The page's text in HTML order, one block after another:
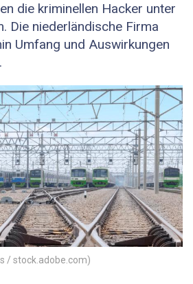
die kriminellen Hacker unter
Die niederländische Firma
Umfang und Auswirkungen
/ stock.adobe.com)